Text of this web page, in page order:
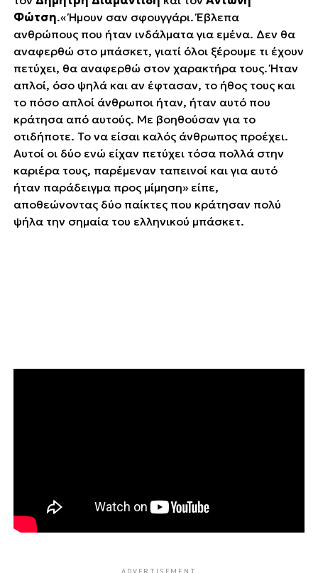
Φώτση.« Ήμουν σαν σφουγγάρι. Έβλεπα
ανθρώπους που ήταν ινδάλματα για εμένα. Δεν θα
αναφερθώ στο μπάσκετ, γιατί όλοι ξέρουμε τι έχουν
πετύχει, θα αναφερθώ στον χαρακτήρα τους. Ήταν
απλοί, όσο ψηλά και αν έφτασαν, το ήθος τους και
το πόσο απλοί άνθρωποι ήταν, ήταν αυτό που
κράτησα από αυτούς. Με βοηθούσαν για το
οτιδήποτε. Το να είσαι καλός άνθρωπος προέχει.
Αυτοί οι δύο ενώ είχαν πετύχει τόσα πολλά στην
καριέρα τους, παρέμεναν ταπεινοί και για αυτό
ήταν παράδειγμα προς μίμηση» είπε,
αποθεώνοντας δύο παίκτες που κράτησαν πολύ
ψήλα την σημαία του ελληνικού μπάσκετ.